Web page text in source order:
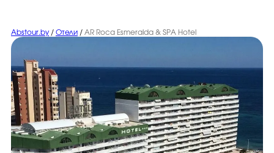
Abstour.by / Отели / AR Roca Esmeralda & SPA Hotel